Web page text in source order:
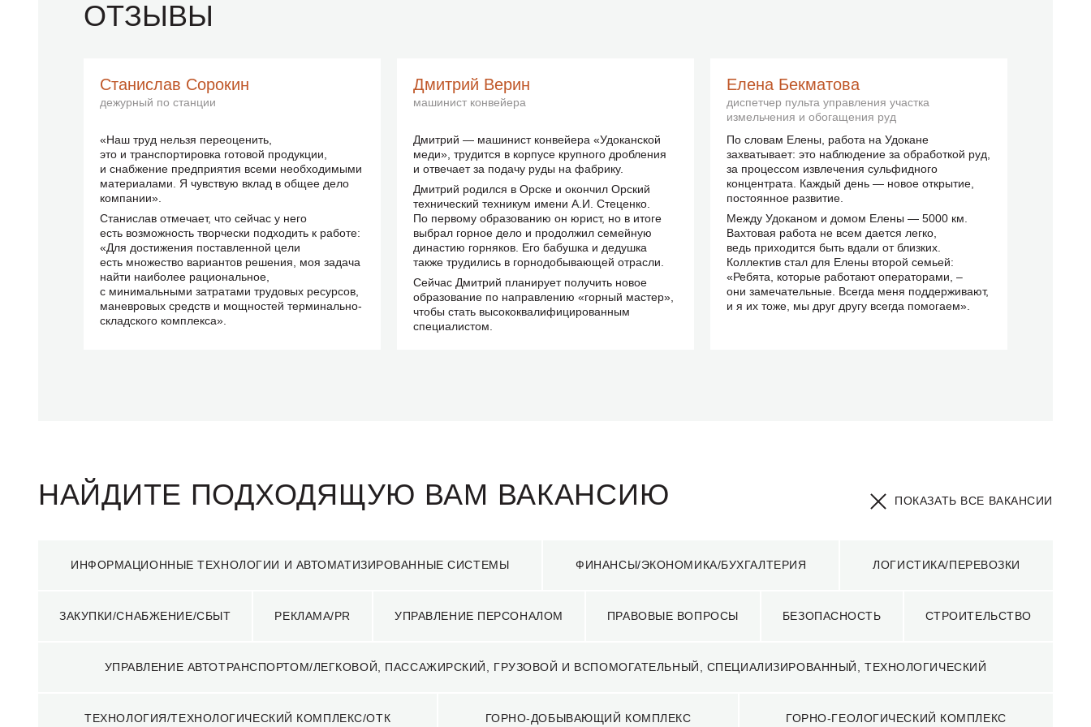
ОТЗЫВЫ
Станислав Сорокин
дежурный по станции
«Наш труд нельзя переоценить,
это и транспортировка готовой продукции,
и снабжение предприятия всеми необходимыми
материалами. Я чувствую вклад в общее дело
компании».
Станислав отмечает, что сейчас у него
есть возможность творчески подходить к работе:
«Для достижения поставленной цели
есть множество вариантов решения, моя задача
найти наиболее рациональное,
с минимальными затратами трудовых ресурсов,
маневровых средств и мощностей терминально-
складского комплекса».
Дмитрий Верин
машинист конвейера
Дмитрий — машинист конвейера «Удоканской
меди», трудится в корпусе крупного дробления
и отвечает за подачу руды на фабрику.
Дмитрий родился в Орске и окончил Орский
технический техникум имени А.И. Стеценко.
По первому образованию он юрист, но в итоге
выбрал горное дело и продолжил семейную
династию горняков. Его бабушка и дедушка
также трудились в горнодобывающей отрасли.
Сейчас Дмитрий планирует получить новое
образование по направлению «горный мастер»,
чтобы стать высококвалифицированным
специалистом.
Елена Бекматова
диспетчер пульта управления участка
измельчения и обогащения руд
По словам Елены, работа на Удокане
захватывает: это наблюдение за обработкой руд,
за процессом извлечения сульфидного
концентрата. Каждый день — новое открытие,
постоянное развитие.
Между Удоканом и домом Елены — 5000 км.
Вахтовая работа не всем дается легко,
ведь приходится быть вдали от близких.
Коллектив стал для Елены второй семьей:
«Ребята, которые работают операторами, –
они замечательные. Всегда меня поддерживают,
и я их тоже, мы друг другу всегда помогаем».
Люди — главная ценность для
Масштабы и сложность проекта освоения Удоканского месторождения меди обеспечивают уникальные
и мотивированных сотрудников, разделяющих философию и ценности компании, является важнейшим
НАЙДИТЕ ПОДХОДЯЩУЮ ВАМ ВАКАНСИЮ
ИНФОРМАЦИОННЫЕ ТЕХНОЛОГИИ И АВТОМАТИЗИРОВАННЫЕ СИСТЕМЫ ФИНАНСЫ/ЭКОНОМИКА/БУХГАЛТЕРИЯ ЛОГИСТИКА/ПЕРЕВОЗКИ
ЗАКУПКИ/СНАБЖЕНИЕ/СБЫТ РЕКЛАМА/PR УПРАВЛЕНИЕ ПЕРСОНАЛОМ ПРАВОВЫЕ ВОПРОСЫ БЕЗОПАСНОСТЬ СТРОИТЕЛЬСТВО
УПРАВЛЕНИЕ АВТОТРАНСПОРТОМ/ЛЕГКОВОЙ, ПАССАЖИРСКИЙ, ГРУЗОВОЙ И ВСПОМОГАТЕЛЬНЫЙ, СПЕЦИАЛИЗИРОВАННЫЙ, ТЕХНОЛОГИЧЕСКИЙ
ТЕХНОЛОГИЯ/ТЕХНОЛОГИЧЕСКИЙ КОМПЛЕКС/ОТК ГОРНО-ДОБЫВАЮЩИЙ КОМПЛЕКС ГОРНО-ГЕОЛОГИЧЕСКИЙ КОМПЛЕКС
ПОКАЗАТЬ ВСЕ ВАКАНСИИ